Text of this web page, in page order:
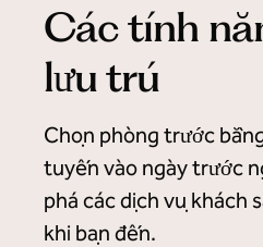
Các tính
lưu trú
Chọn phòng trước
tuyến vào ngày trước
phá các dịch vụ khách
khi bạn đến.